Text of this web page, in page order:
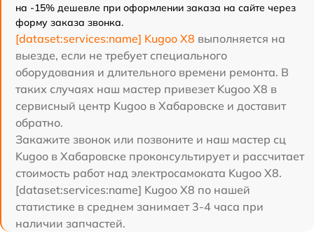
на -15% дешевле при оформлении заказа на сайте через
форму заказа звонка.
[dataset:services:name] Kugoo X8 выполняется на
выезде, если не требует специального
оборудования и длительного времени ремонта. В
таких случаях наш мастер привезет Kugoo X8 в
сервисный центр Kugoo в Хабаровске и доставит
обратно.
Закажите звонок или позвоните и наш мастер сц
Kugoo в Хабаровске проконсультирует и рассчитает
стоимость работ над электросамоката Kugoo X8.
[dataset:services:name] Kugoo X8 по нашей
статистике в среднем занимает 3-4 часа при
наличии запчастей.